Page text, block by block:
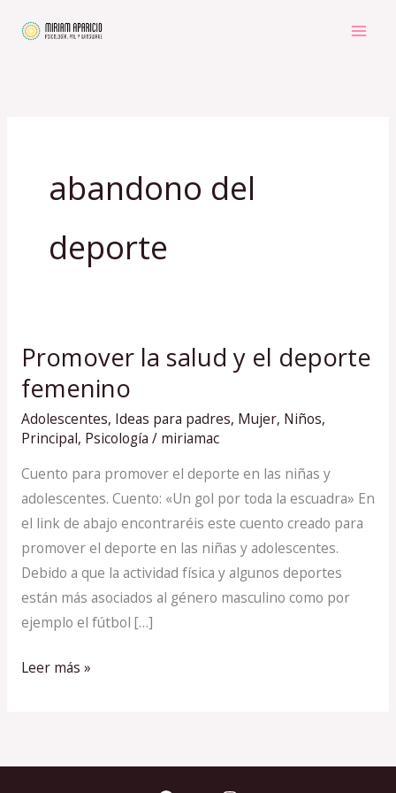
abandono del
deporte
Promover la salud y el deporte
femenino
Adolescentes, Ideas para padres, Mujer, Niños,
Principal, Psicología / miriamac
Cuento para promover el deporte en las niñas y
adolescentes. Cuento: «Un gol por toda la escuadra» En
el link de abajo encontraréis este cuento creado para
promover el deporte en las niñas y adolescentes.
Debido a que la actividad física y algunos deportes
están más asociados al género masculino como por
ejemplo el fútbol […]
Promover
la
salud
y
deporte
femenino
Leer más »